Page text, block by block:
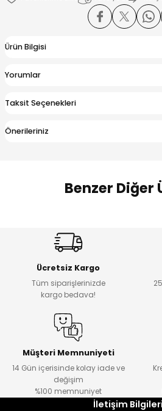
Ürün Bilgisi
Yorumlar
Taksit Seçenekleri
Önerileriniz
Benzer Diğer
Dantelya Kız Çocuk Tişört
Puba Unisex
Urban Kız Çocuk Süveterli Tunik Gömlek
Ücretsiz Kargo
Tüm siparişlerinizde
kargo bedava!
Müşteri Memnuniyeti
14 Gün içerisinde kolay iade ve
değişim
%100 memnuniyet
İletişim
ve Taç